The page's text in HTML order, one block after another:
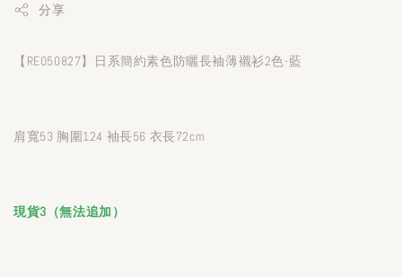
分享
【RE050827】日系簡約素色防曬長袖薄襯衫2色-藍
肩寬53 胸圍124 袖長56 衣長72cm
現貨3（無法追加）